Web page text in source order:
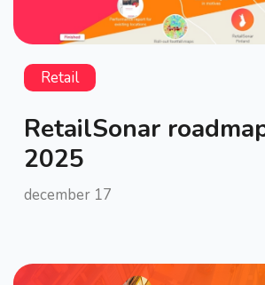
Retail
RetailSonar
2025
december 17